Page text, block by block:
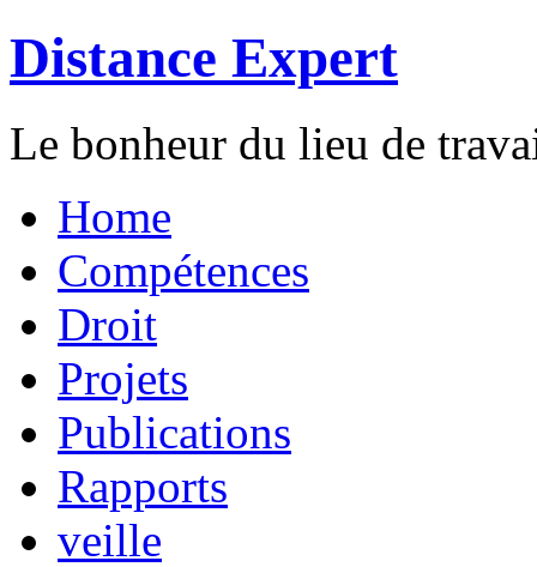
Distance Expert
Le bonheur du lieu de
Home
Compétences
Droit
Projets
Publications
Rapports
veille